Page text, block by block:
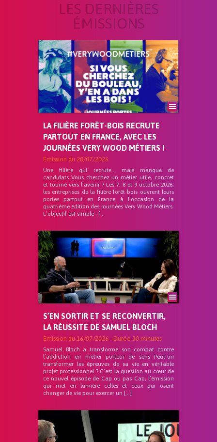
LES DERNIÈRES
ÉMISSIONS
LA FILIÈRE FORÊT-BOIS RECRUTE
PARTOUT EN FRANCE, AVEC LES
JOURNÉES VERY WOOD MÉTIERS !
Emission du 20/07/2026
Une filière qui recrute… mais manque de
candidats Vous cherchez un métier utile, concret
et tourné vers l’avenir ? Les 7, 8 et 9 octobre 2026,
les entreprises de la filière forêt-bois ouvrent leurs
portes partout en France à l’occasion de la
quatrième édition des journées Very Wood Métiers.
L’objectif est simple : f...
S’EN SORTIR ET SE RECONVERTIR,
LA RÉUSSITE DE SAMUEL BLOCH
Emission du 16/07/2026 - Durée 30 minutes
Samuel Bloch a transformé son combat contre
l’addiction en métier porteur de sens Peut-on
transformer les épreuves de sa vie en véritable
projet professionnel ? C’est la question au cœur de
ce nouvel épisode de Cap ou pas Cap, l’émission
qui met en lumière celles et ceux qui osent
changer de vie pour exercer un […]